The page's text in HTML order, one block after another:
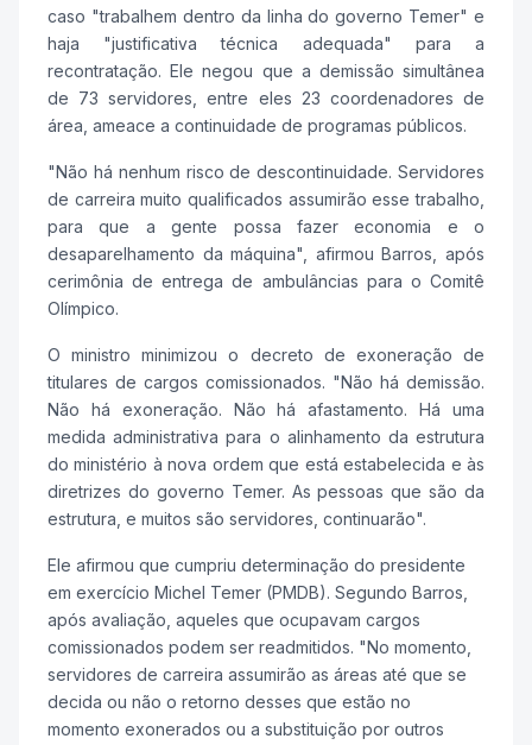
caso "trabalhem dentro da linha do governo Temer" e
haja "justificativa técnica adequada" para a
recontratação. Ele negou que a demissão simultânea
de 73 servidores, entre eles 23 coordenadores de
área, ameace a continuidade de programas públicos.
"Não há nenhum risco de descontinuidade. Servidores
de carreira muito qualificados assumirão esse trabalho,
para que a gente possa fazer economia e o
desaparelhamento da máquina", afirmou Barros, após
cerimônia de entrega de ambulâncias para o Comitê
Olímpico.
O ministro minimizou o decreto de exoneração de
titulares de cargos comissionados. "Não há demissão.
Não há exoneração. Não há afastamento. Há uma
medida administrativa para o alinhamento da estrutura
do ministério à nova ordem que está estabelecida e às
diretrizes do governo Temer. As pessoas que são da
estrutura, e muitos são servidores, continuarão".
Ele afirmou que cumpriu determinação do presidente
em exercício Michel Temer (PMDB). Segundo Barros,
após avaliação, aqueles que ocupavam cargos
comissionados podem ser readmitidos. "No momento,
servidores de carreira assumirão as áreas até que se
decida ou não o retorno desses que estão no
momento exonerados ou a substituição por outros